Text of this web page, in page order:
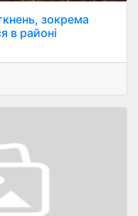
зокрема
в районі